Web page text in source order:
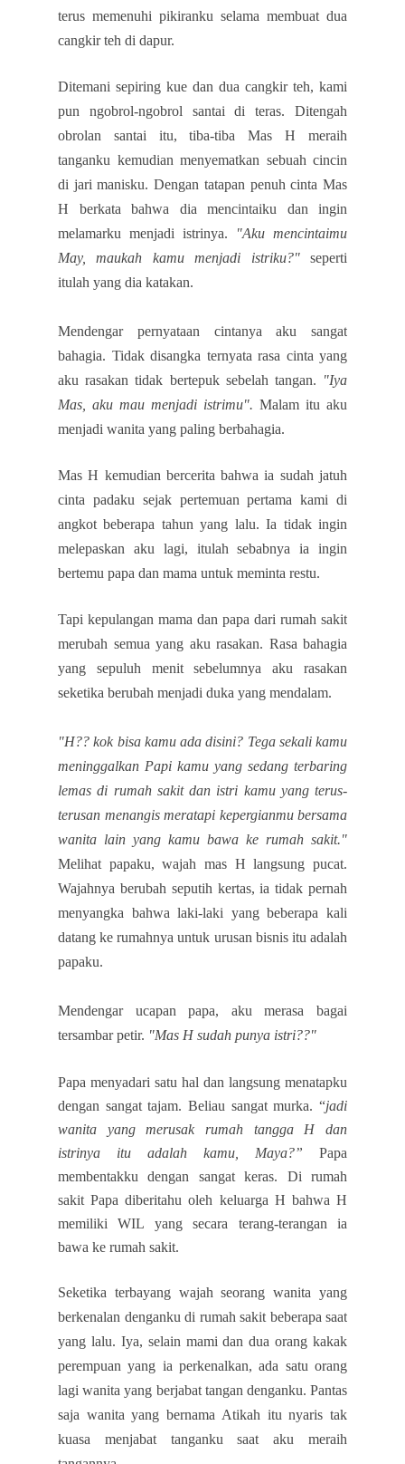
terus memenuhi pikiranku selama membuat dua
cangkir teh di dapur.
Ditemani sepiring kue dan dua cangkir teh, kami
pun ngobrol-ngobrol santai di teras. Ditengah
obrolan santai itu, tiba-tiba Mas H meraih
tanganku kemudian menyematkan sebuah cincin
di jari manisku. Dengan tatapan penuh cinta Mas
H berkata bahwa dia mencintaiku dan ingin
melamarku menjadi istrinya.
"Aku mencintaimu
May, maukah kamu menjadi istriku?" seperti
itulah yang dia katakan.
Mendengar pernyataan cintanya aku sangat
bahagia. Tidak disangka ternyata rasa cinta yang
aku rasakan tidak bertepuk sebelah tangan. "Iya
Mas, aku mau menjadi istrimu". Malam itu aku
menjadi wanita yang paling berbahagia.
Mas H kemudian bercerita bahwa ia sudah jatuh
cinta padaku sejak pertemuan pertama kami di
angkot beberapa tahun yang lalu. Ia tidak ingin
melepaskan aku lagi, itulah sebabnya ia ingin
bertemu papa dan mama untuk meminta restu.
Tapi kepulangan mama dan papa dari rumah sakit
merubah semua yang aku rasakan. Rasa bahagia
yang sepuluh menit sebelumnya aku rasakan
seketika berubah menjadi duka yang mendalam.
"H?? kok bisa kamu ada disini? Tega sekali kamu
meninggalkan Papi kamu yang sedang terbaring
lemas di rumah sakit dan istri kamu yang terus-
terusan menangis meratapi kepergianmu bersama
wanita lain yang kamu bawa ke rumah sakit."
Melihat papaku, wajah mas H langsung pucat.
Wajahnya berubah seputih kertas, ia tidak pernah
menyangka bahwa laki-laki yang beberapa kali
datang ke rumahnya untuk urusan bisnis itu adalah
papaku.
Mendengar ucapanpapa, aku merasa bagai
tersambar petir. "Mas H sudah punya istri??"
Papa menyadari satu hal dan langsung menatapku
dengan sangat tajam. Beliau sangat murka. “jadi
wanita yang merusak rumah tangga H dan
istrinya itu adalah kamu, Maya?” Papa
membentakku dengan sangat keras. Di rumah
sakit Papa diberitahu oleh keluarga H bahwa H
memiliki WIL yang secara terang-terangan ia
bawa ke rumah sakit.
Seketika terbayang wajah seorang wanita yang
berkenalan denganku di rumah sakit beberapa saat
yang lalu. Iya, selain mami dan dua orang kakak
perempuan yang ia perkenalkan, ada satu orang
lagi wanita yang berjabat tangan denganku. Pantas
saja wanita yang bernama Atikah itu nyaris tak
kuasa menjabat tanganku saat aku meraih